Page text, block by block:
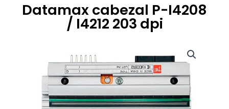
Datamax cabezal P-I4208
/ I4212 203 dpi